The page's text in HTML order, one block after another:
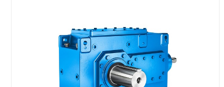
Helical and bevel helical gear unit